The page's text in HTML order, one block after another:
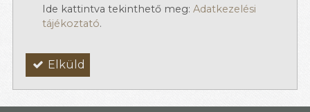
Ide kattintva tekinthető meg: Adatkezelési
tájékoztató.
Elküld